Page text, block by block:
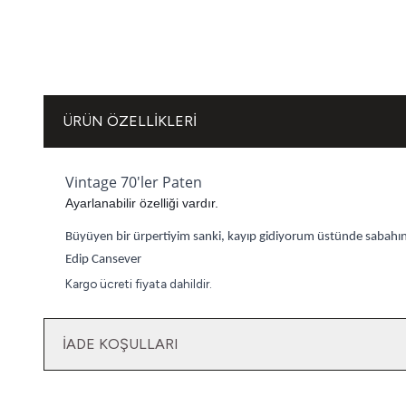
ÜRÜN ÖZELLIKLERI
Vintage 70'ler Paten
Ayarlanabilir özelliği vardır.
Büyüyen bir ürpertiyim sanki, kayıp gidiyorum üstünde
Edip Cansever
Kargo ücreti fiyata dahildir.
İADE KOŞULLARI